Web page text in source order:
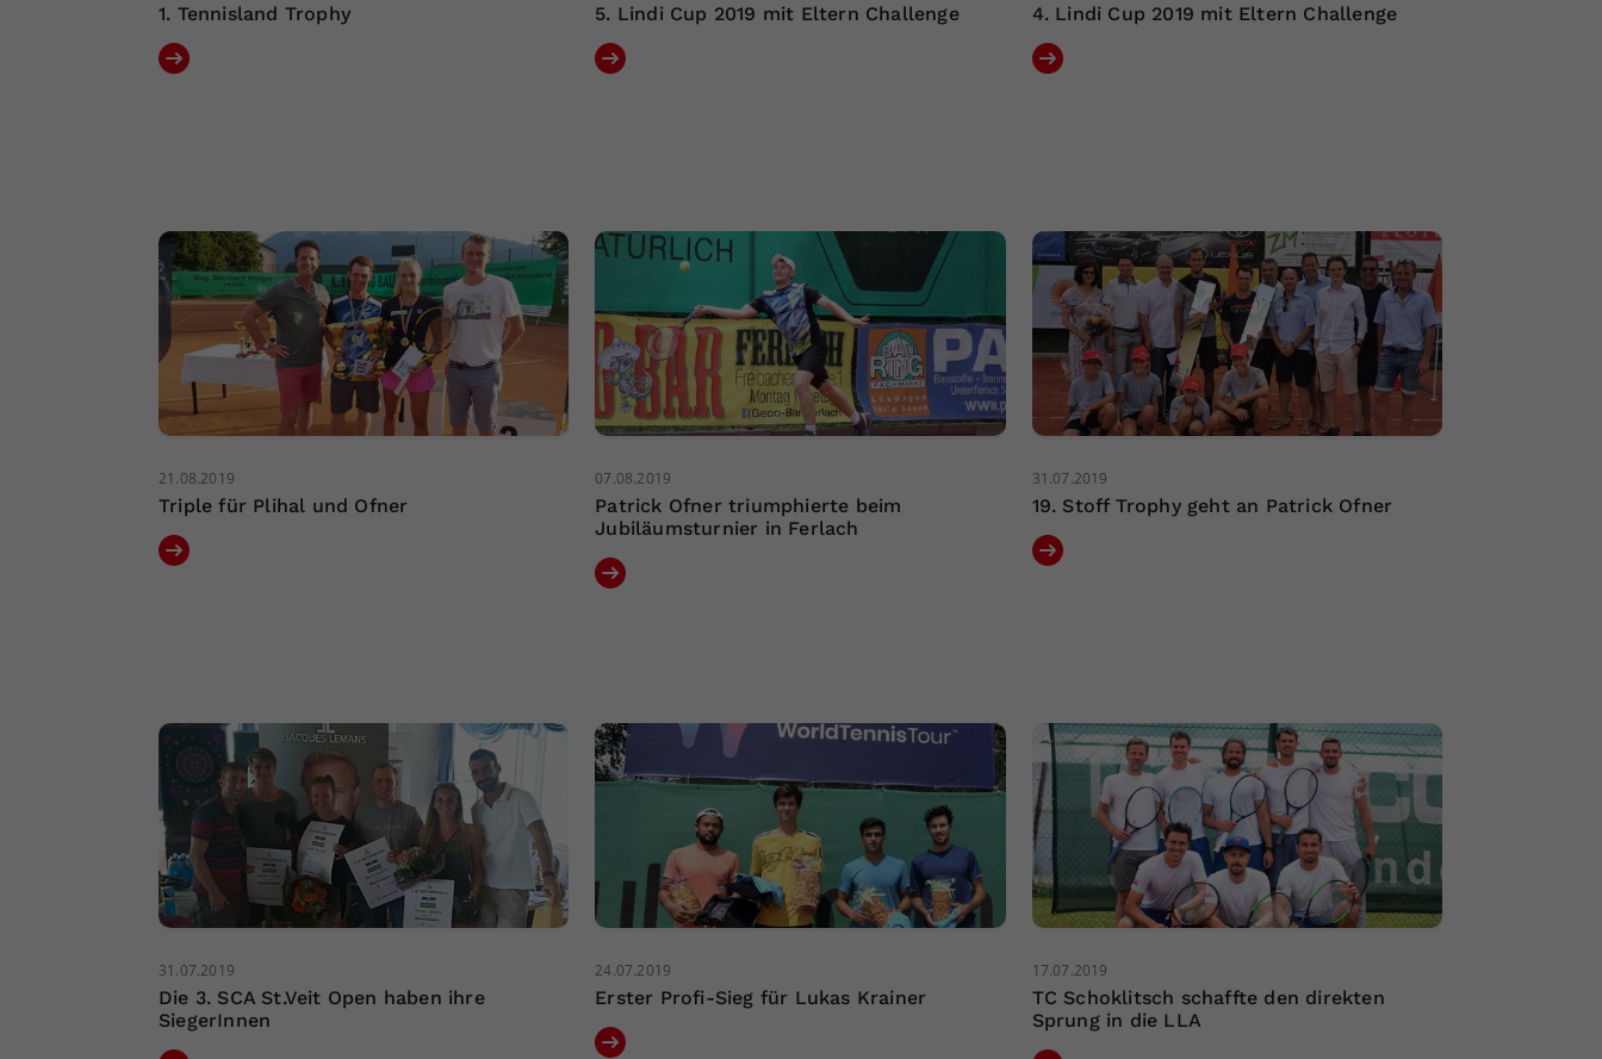
1. Tennisland Trophy 5. Lindi Cup 2019 mit Eltern Challenge 4. Lindi Cup 2019 mit Eltern Challenge
21.08.2019
Triple für Plihal und Ofner
07.08.2019
Patrick Ofner triumphierte beim
Jubiläumsturnier in Ferlach
31.07.2019
19. Stoff Trophy geht an Patrick Ofner
31.07.2019
Die 3. SCA St.Veit Open haben ihre
SiegerInnen
24.07.2019
Erster Profi-Sieg für Lukas Krainer
17.07.2019
TC Schoklitsch schaffte den direkten
Sprung in die LLA